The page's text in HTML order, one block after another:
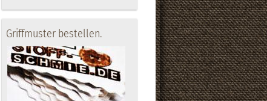
Griffmuster bestellen.